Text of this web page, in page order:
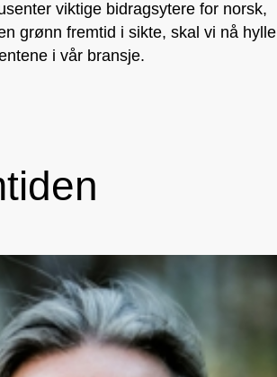
viktige bidragsytere for norsk,
grønn fremtid i sikte, skal vi nå hylle
i vår bransje.